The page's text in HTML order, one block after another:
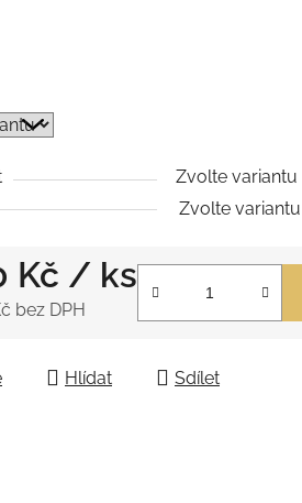
Zvolte variantu
Zvolte variantu
Kč / ks
bez DPH
Hlídat Sdílet